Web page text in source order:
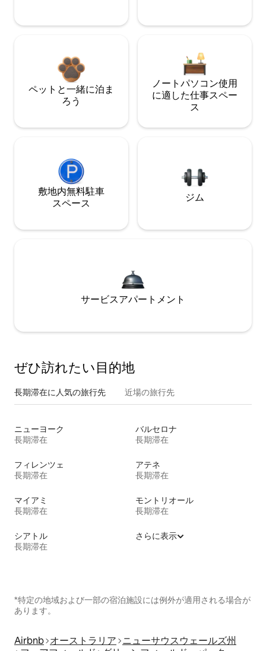
ペットと一緒に泊ま
ろう
ノートパソコン使用
に適した仕事スペー
ス
敷地内無料駐⁠車
ス⁠ペ⁠ー⁠ス
ジム
サービスアパートメント
ぜひ訪⁠れ⁠た⁠い目⁠的⁠地
長期滞在に人気の旅行先 近場の旅行先
ニューヨーク
長期滞在
バルセロナ
長期滞在
フィレンツェ
長期滞在
アテネ
長期滞在
マイアミ
長期滞在
モントリオール
長期滞在
シアトル
長期滞在
さらに表示
*特定の地域および一部の宿泊施設には例外が適用される場合が
あります。
Airbnb オーストラリア ニューサウスウェールズ州